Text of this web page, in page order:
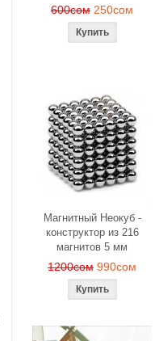
600сом 250сом
Магнитный Неокуб -
конструктор из 216
магнитов 5 мм
1200сом 990сом